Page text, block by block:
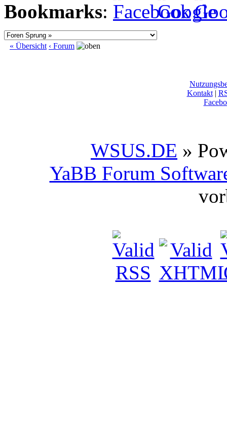
Bookmarks:
« Übersicht ‹ Forum
Kontakt|
WSUS.DE »
YaBB Forum